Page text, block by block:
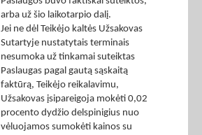
arba už šio laikotarpio dalį.
Jei ne dėl Teikėjo kaltės Užsakovas
Sutartyje nustatytais terminais
nesumoka už tinkamai suteiktas
Paslaugas pagal gautą sąskaitą
faktūrą, Teikėjo reikalavimu,
Užsakovas įsipareigoja mokėti 0,02
procento dydžio delspinigius nuo
vėluojamos sumokėti kainos su